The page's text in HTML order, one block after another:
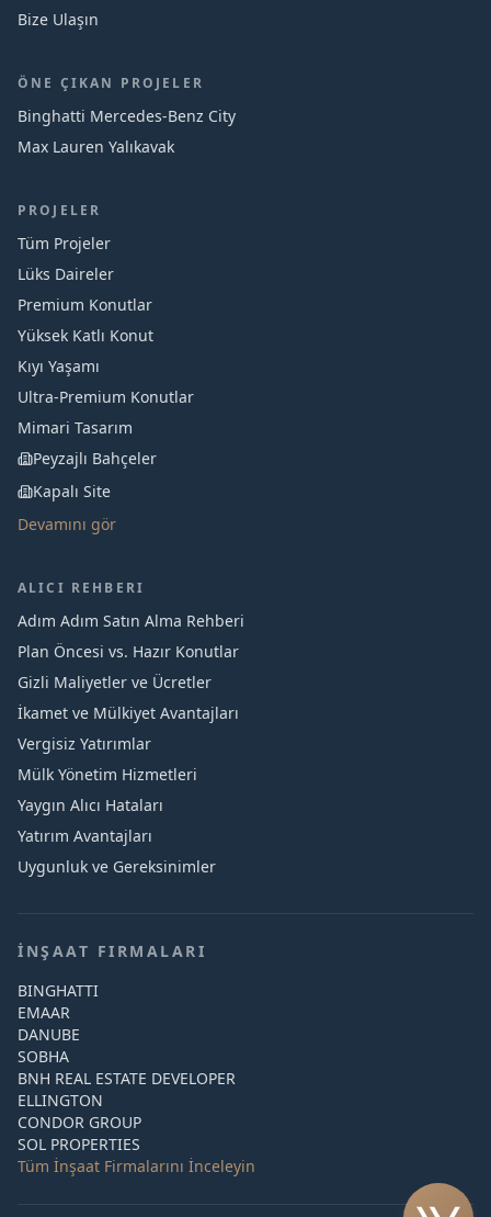
Bize Ulaşın
ÖNE ÇIKAN PROJELER
Binghatti Mercedes‑Benz City
Max Lauren Yalıkavak
PROJELER
Tüm Projeler
Lüks Daireler
Premium Konutlar
Yüksek Katlı Konut
Kıyı Yaşamı
Ultra-Premium Konutlar
Mimari Tasarım
Peyzajlı Bahçeler
Kapalı Site
Devamını gör
ALICI REHBERI
Adım Adım Satın Alma Rehberi
Plan Öncesi vs. Hazır Konutlar
Gizli Maliyetler ve Ücretler
İkamet ve Mülkiyet Avantajları
Vergisiz Yatırımlar
Mülk Yönetim Hizmetleri
Yaygın Alıcı Hataları
Yatırım Avantajları
Uygunluk ve Gereksinimler
İNŞAAT FIRMALARI
BINGHATTI
EMAAR
DANUBE
SOBHA
BNH REAL ESTATE DEVELOPER
ELLINGTON
CONDOR GROUP
SOL PROPERTIES
Tüm İnşaat Firmalarını İnceleyin